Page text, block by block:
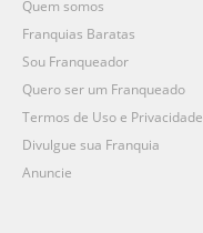
Quem somos
Franquias Baratas
Sou Franqueador
Quero ser um Franqueado
Termos de Uso e Privacidade
Divulgue sua Franquia
Anuncie